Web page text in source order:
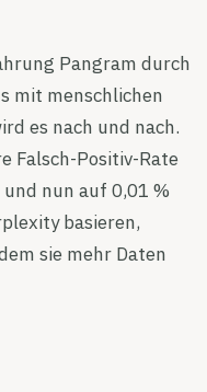
Pangram durch
mit menschlichen
es nach und nach.
Falsch-Positiv-Rate
nun auf 0,01 %
basieren,
sie mehr Daten